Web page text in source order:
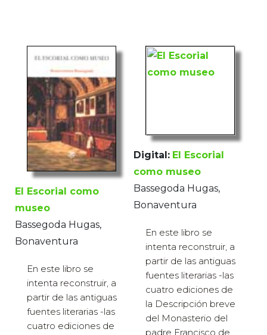
El Escorial como
museo
Bassegoda Hugas,
Bonaventura
En este libro se
intenta reconstruir, a
partir de las antiguas
fuentes literarias -las
cuatro ediciones de
Digital: El Escorial
como museo
Bassegoda Hugas,
Bonaventura
En este libro se
intenta reconstruir, a
partir de las antiguas
fuentes literarias -las
cuatro ediciones de
la Descripción breve
del Monasterio del
padre Francisco de